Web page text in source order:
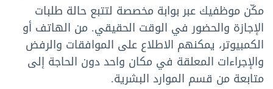
مكّن موظفيك عبر بوابة مخصصة لتتبع حالة طلبات
الإجازة والحضور في الوقت الحقيقي. من الهاتف أو
الكمبيوتر، يمكنهم الاطلاع على الموافقات والرفض
والإجراءات المعلقة في مكان واحد دون الحاجة إلى
متابعة من قسم الموارد البشرية.